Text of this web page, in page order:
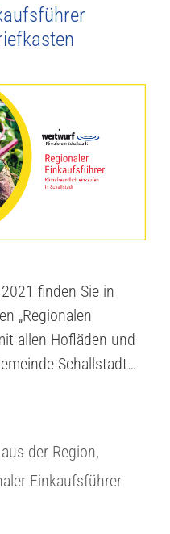
finden Sie in
„Regionalen
allen Hofläden und
Schallstadt…
der Region,
Einkaufsführer